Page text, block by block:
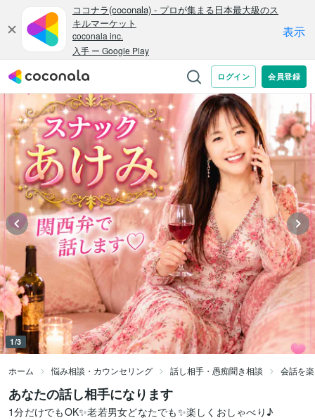
1/3
ホーム 悩み相談・カウンセリング 話し相手・愚痴聞き相談 会話を
あなたの話し相手になります
1分だけでもOK✨老若男女どなたでも✨楽しくおしゃべり♪